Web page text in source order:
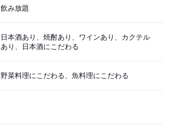
飲み放題
日本酒あり、焼酎あり、ワインあり、カクテル
あり、日本酒にこだわる
野菜料理にこだわる、魚料理にこだわる